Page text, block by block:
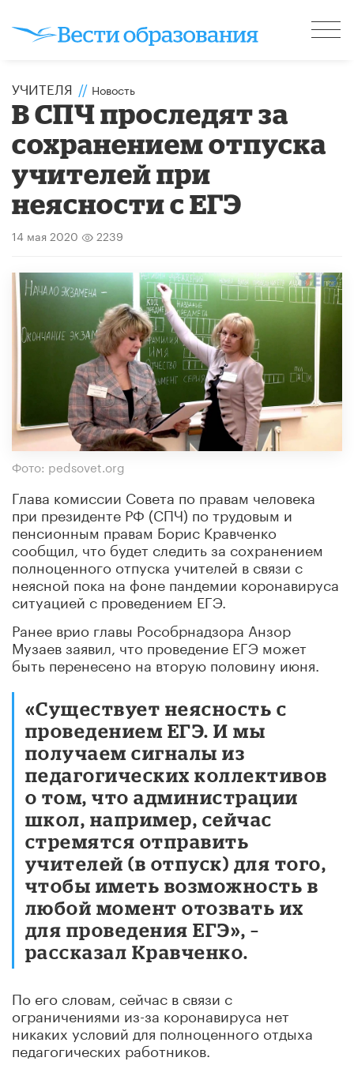
УЧИТЕЛЯ // Новость
В СПЧ проследят за
сохранением отпуска
учителей при
неясности с ЕГЭ
14 мая 2020 2239
Фото: pedsovet.org
Глава комиссии Совета по правам человека
при президенте РФ (СПЧ) по трудовым и
пенсионным правам Борис Кравченко
сообщил, что будет следить за сохранением
полноценного отпуска учителей в связи с
неясной пока на фоне пандемии коронавируса
ситуацией с проведением ЕГЭ.
Ранее врио главы Рособрнадзора Анзор
Музаев заявил, что проведение ЕГЭ может
быть перенесено на вторую половину июня.
«Существует неясность с
проведением ЕГЭ. И мы
получаем сигналы из
педагогических коллективов
о том, что администрации
школ, например, сейчас
стремятся отправить
учителей (в отпуск) для того,
чтобы иметь возможность в
любой момент отозвать их
для проведения ЕГЭ», –
рассказал Кравченко.
По его словам, сейчас в связи с
ограничениями из-за коронавируса нет
никаких условий для полноценного отдыха
педагогических работников.